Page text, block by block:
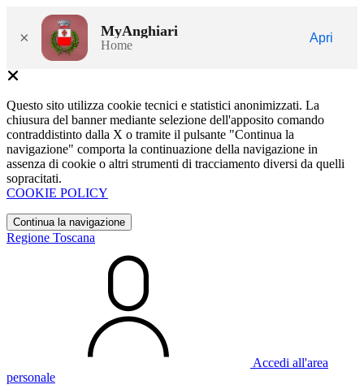
× MyAnghiari
Home
Apri
Questo sito utilizza cookie tecnici e statistici anonimizzati. La
chiusura del banner mediante selezione dell'apposito comando
contraddistinto dalla X o tramite il pulsante "Continua la
navigazione" comporta la continuazione della navigazione in
assenza di cookie o altri strumenti di tracciamento diversi da quelli
sopracitati.
COOKIE POLICY
Continua la navigazione
Regione Toscana
Accedi all'area
personale